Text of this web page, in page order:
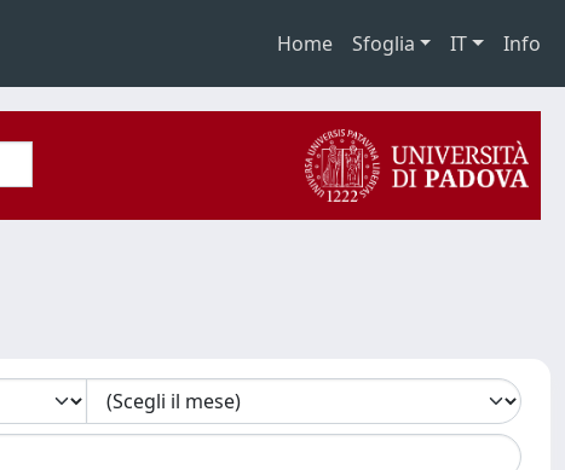
Home Sfoglia IT Info